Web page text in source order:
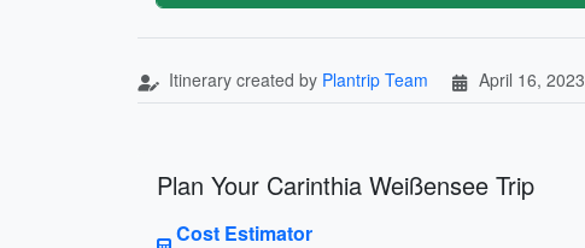
Itinerary created by Plantrip Team April 16, 2023
Plan Your Carinthia Weißensee Trip
Cost Estimator